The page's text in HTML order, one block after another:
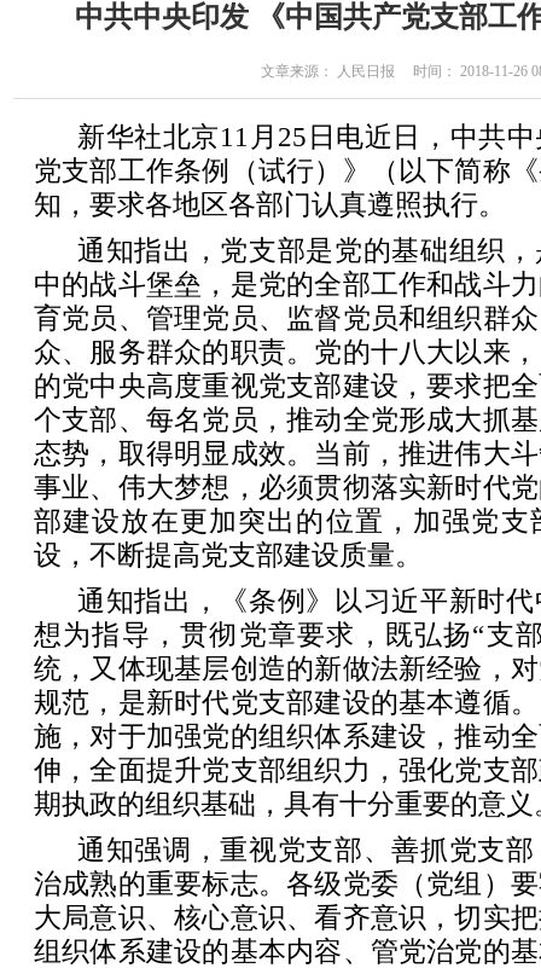
中共中央印发 《中国共产党支部工
文章来源： 人民日报 时间： 2018-11-26
新华社北京11月25日电近日，中共
党支部工作条例（试行）》（以下简称
知，要求各地区各部门认真遵照执行。
通知指出，党支部是党的基础组织
中的战斗堡垒，是党的全部工作和战斗
育党员、管理党员、监督党员和组织群
众、服务群众的职责。党的十八大以来
的党中央高度重视党支部建设，要求把
个支部、每名党员，推动全党形成大抓
态势，取得明显成效。当前，推进伟大
事业、伟大梦想，必须贯彻落实新时代
部建设放在更加突出的位置，加强党支
设，不断提高党支部建设质量。
通知指出，《条例》以习近平新时
想为指导，贯彻党章要求，既弘扬“支
统，又体现基层创造的新做法新经验，
规范，是新时代党支部建设的基本遵循
施，对于加强党的组织体系建设，推动
伸，全面提升党支部组织力，强化党支
期执政的组织基础，具有十分重要的意义
通知强调，重视党支部、善抓党支
治成熟的重要标志。各级党委（党组）
大局意识、核心意识、看齐意识，切实
组织体系建设的基本内容、管党治党的